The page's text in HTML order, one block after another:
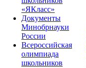
«ЯКласс»
Документы
Минобрнауки
России
Всероссийская
олимпиада
школьников